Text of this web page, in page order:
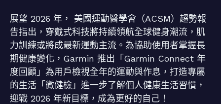
展望 2026 年， 美國運動醫學會（ACSM）趨勢報
告指出，穿戴式科技將持續領航全球健身潮流，肌
力訓練或將成最新運動主流。為協助使用者掌握長
期健康變化，Garmin 推出「Garmin Connect 年
度回顧」為用戶檢視全年的運動與作息，打造專屬
的生活「微健檢」進一步了解個人健康生活習慣，
迎戰 2026 年新目標，成為更好的自己！